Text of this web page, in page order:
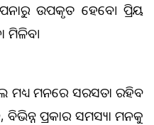
ଉପକୃତ ହେବେ। ପ୍ରିୟ
ମିଳିବ।
ମନରେ ସରସତା ରହିବ
ବିଭିନ୍ନ ପ୍ରକାର ସମସ୍ୟା ମନକୁ